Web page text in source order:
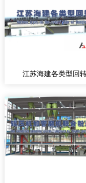
江苏海建各类型回